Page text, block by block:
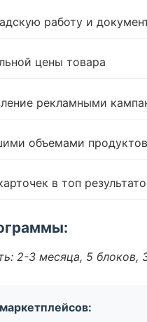
работу и
цены товара
рекламными
объемами
в топ
2-3 месяца, 5 блоков,